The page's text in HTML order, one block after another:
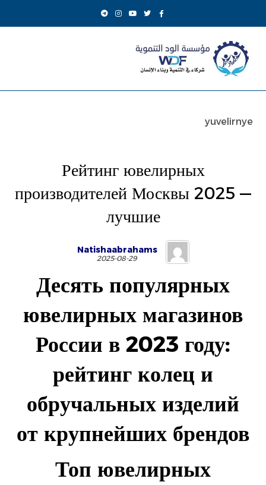
yuvelirnye
Рейтинг ювелирных
производителей Москвы 2025 —
лучшие
Natishaabrahams
2025-08-29
Десять популярных
ювелирных магазинов
России в 2023 году:
рейтинг колец и
обручальных изделий
от крупнейших брендов
Топ ювелирных